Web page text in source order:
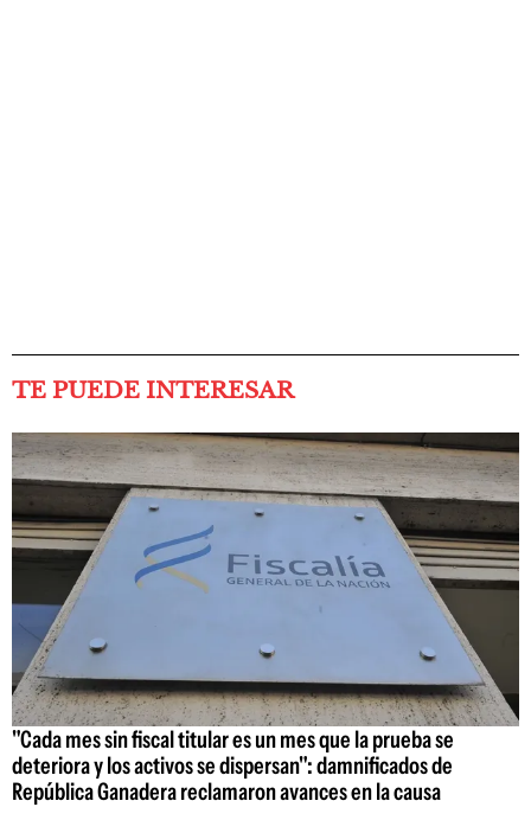
TE PUEDE INTERESAR
"Cada mes sin fiscal titular es un mes que la prueba se
deteriora y los activos se dispersan": damnificados de
República Ganadera reclamaron avances en la causa